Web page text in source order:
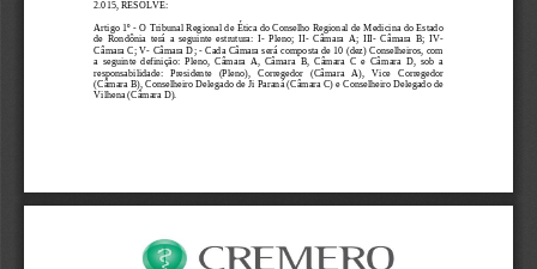
2.015, RESOLVE:
Artigo 1º - O Tribunal Regional de Ética do Conselho Regional de Medicina do Estado
de  Rondônia terá  a  seguinte  estrutura:  I- Pleno;  II- Câmara  A;  III- Câmara  B;  IV-
Câmara C; V- Câmara D; - Cada Câmara será composta de 10 (dez) Conselheiros, com
a  seguinte  definição:  Pleno, Câmara  A Câmara  B, Câmara  C e Câmara  D,
sob  a
responsabilidade:   Presidente   (Pleno),
Corregedor   (Câmara   A),   Vice   Corregedor
(Câmara B), Conselheiro Delegado de Ji Paraná (Câmara C) e Conselheiro Delegado de
Vilhena (Câmara D).